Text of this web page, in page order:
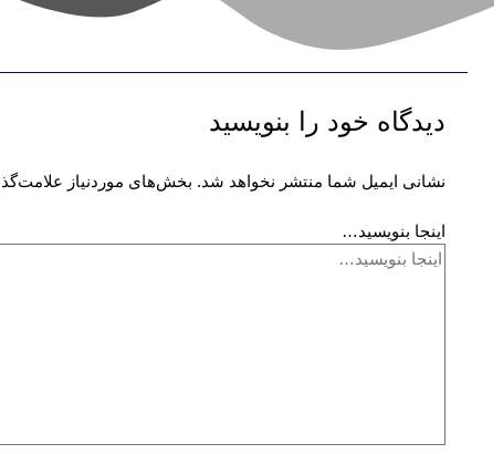
دیدگاه‌ خود را بنویسید
نشانی ایمیل شما منتشر نخواهد شد. بخش‌های موردنیاز
اینجا بنویسید…